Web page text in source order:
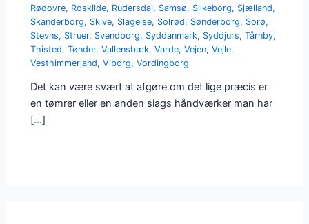
Rødovre, Roskilde, Rudersdal, Samsø, Silkeborg, Sjælland,
Skanderborg, Skive, Slagelse, Solrød, Sønderborg, Sorø,
Stevns, Struer, Svendborg, Syddanmark, Syddjurs,Tårnby,
Thisted,Tønder,Vallensbæk,Varde,Vejen,Vejle,
Vesthimmerland,Viborg,Vordingborg
Det kan være svært at afgøre om det lige præcis er
en tømrer eller en anden slags håndværker man har
[…]